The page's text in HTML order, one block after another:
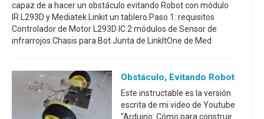
capaz de a hacer un obstáculo evitando Robot con módulo
IR L293D y Mediatek Linkit un tablero.Paso 1: requisitos
Controlador de Motor L293D IC.2 módulos de Sensor de
infrarrojos.Chasis para Bot.Junta de LinkItOne de Med
Obstáculo, Evitando Robot
Este instructable es la versión
escrita de mi video de Youtube
"Arduino: Cómo para construir